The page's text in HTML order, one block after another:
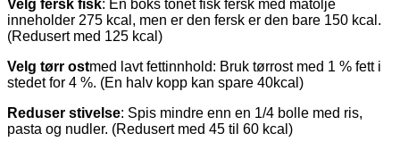
Velg fersk fisk: En boks tonet fisk fersk med matolje
inneholder 275 kcal, men er den fersk er den bare 150 kcal.
(Redusert med 125 kcal)
Velg tørr ostmed lavt fettinnhold: Bruk tørrost med 1 % fett i
stedet for 4 %. (En halv kopp kan spare 40kcal)
Reduser stivelse: Spis mindre enn en 1/4 bolle med ris,
pasta og nudler. (Redusert med 45 til 60 kcal)